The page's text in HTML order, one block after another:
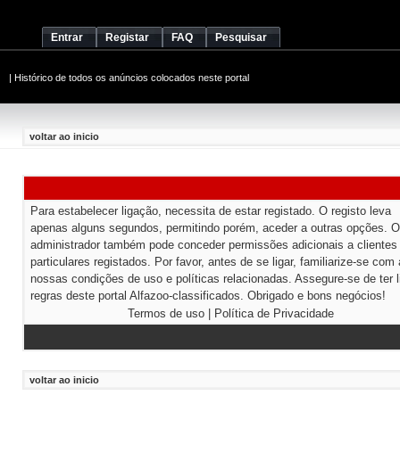
Entrar Registar FAQ Pesquisar
| Histórico de todos os anúncios colocados neste portal
voltar ao inicio
Para estabelecer ligação, necessita de estar registado. O registo leva
apenas alguns segundos, permitindo porém, aceder a outras opções. O
administrador também pode conceder permissões adicionais a clientes
particulares registados. Por favor, antes de se ligar, familiarize-se com
nossas condições de uso e políticas relacionadas. Assegure-se de ter
regras deste portal Alfazoo-classificados. Obrigado e bons negócios!
Termos de uso| Política de Privacidade
voltar ao inicio